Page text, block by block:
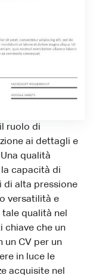
ruolo di
ai dettagli e
qualità
capacità di
di alta pressione
versatilità e
qualità nel
chiave che un
un CV per un
in luce le
acquisite nel